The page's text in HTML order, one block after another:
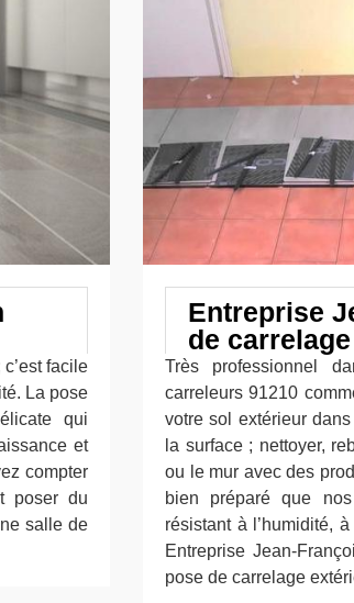
facile
La pose
qui
et
compter
poser du
salle de
Entreprise
de
Très professionnel
carreleurs 91210
votre sol extérieur
la surface ; nettoyer,
ou le mur avec des
bien préparé que
résistant à l’humidité,
Entreprise Jean-
pose de carrelage